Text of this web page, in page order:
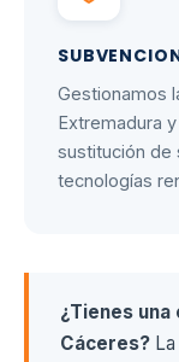
Gestionamos
Extremadura
sustitución de
tecnologías
¿Tienes
Cáceres?La